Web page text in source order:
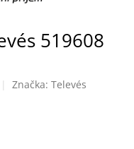
519608
Značka: Televés